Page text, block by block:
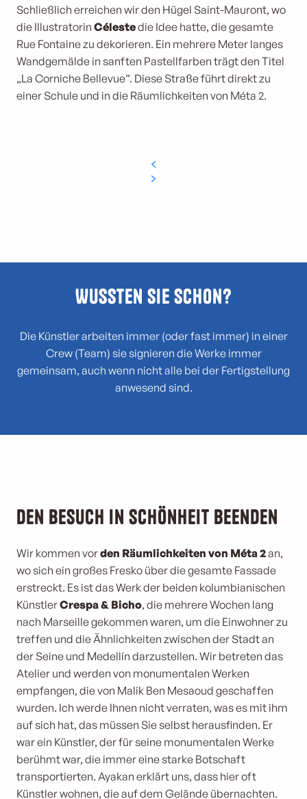
Schließlich erreichen wir den Hügel Saint-Mauront, wo
die Illustratorin Célestedie Idee hatte, die gesamte
Rue Fontaine zu dekorieren. Ein mehrere Meter langes
Wandgemälde in sanften Pastellfarben trägt den Titel
„La Corniche Bellevue“. Diese Straße führt direkt zu
einer Schule und in die Räumlichkeiten von Méta 2.
Wussten Sie schon?
Die Künstler arbeiten immer (oder fast immer) in einer
Crew (Team) sie signieren die Werke immer
gemeinsam, auch wenn nicht alle bei der Fertigstellung
anwesend sind.
Den Besuch in Schönheit beenden
Wir kommen vorden Räumlichkeiten von Méta 2an,
wo sich ein großes Fresko über die gesamte Fassade
erstreckt. Es ist das Werk der beiden kolumbianischen
KünstlerCrespa & Bicho, die mehrere Wochen lang
nach Marseille gekommen waren, um die Einwohner zu
treffen und die Ähnlichkeiten zwischen der Stadt an
der Seine und Medellín darzustellen. Wir betreten das
Atelier und werden von monumentalen Werken
empfangen, die von Malik Ben Mesaoud geschaffen
wurden. Ich werde Ihnen nicht verraten, was es mit ihm
auf sich hat, das müssen Sie selbst herausfinden. Er
war ein Künstler, der für seine monumentalen Werke
berühmt war, die immer eine starke Botschaft
transportierten. Ayakan erklärt uns, dass hier oft
Künstler wohnen, die auf dem Gelände übernachten.